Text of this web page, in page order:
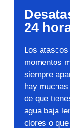
24
Los
momentos
siempre
hay
de que
agua baja
olores o